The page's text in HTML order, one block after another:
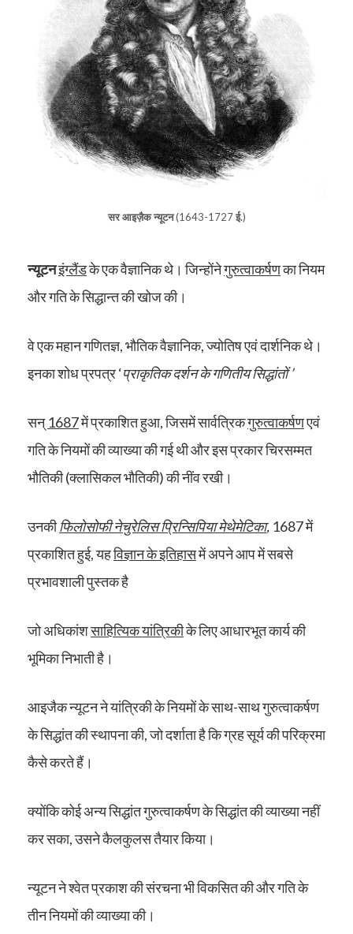
सर आइज़ैक न्यूटन(1643-1727ई.)
न्यूटनइंग्लैंडके एक वैज्ञानिक थे। जिन्होंनेगुरुत्वाकर्षणका नियम
और गति के सिद्धान्त की खोज की।
वे एक महान गणितज्ञ, भौतिक वैज्ञानिक, ज्योतिष एवं दार्शनिक थे।
इनका शोध प्रपत्र ‘प्राकृतिक दर्शन के गणितीय सिद्धांतों ’
सन्1687में प्रकाशित हुआ, जिसमें सार्वत्रिकगुरुत्वाकर्षणएवं
गति के नियमों की व्याख्या की गई थी और इस प्रकार चिरसम्मत
भौतिकी (क्लासिकल भौतिकी) की नींव रखी।
उनकीफिलोसोफी नेचुरेलिस प्रिन्सिपिया मेथेमेटिका, 1687 में
प्रकाशित हुई, यहविज्ञान के इतिहासमें अपने आप में सबसे
प्रभावशाली पुस्तक है
जो अधिकांशसाहित्यिक यांत्रिकीके लिए आधारभूत कार्य की
भूमिका निभाती है।
आइजैक न्यूटन ने यांत्रिकी के नियमों के साथ-साथ गुरुत्वाकर्षण
के सिद्धांत की स्थापना की, जो दर्शाता है कि ग्रह सूर्य की परिक्रमा
कैसे करते हैं।
क्योंकि कोई अन्य सिद्धांत गुरुत्वाकर्षण के सिद्धांत की व्याख्या नहीं
कर सका, उसने कैलकुलस तैयार किया।
न्यूटन ने श्वेत प्रकाश की संरचना भी विकसित की और गति के
तीन नियमों की व्याख्या की।